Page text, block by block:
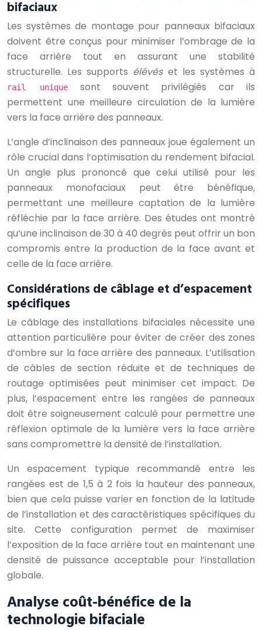
bifaciaux
Les systèmes de montage pour panneaux bifaciaux
doivent être conçus pour minimiser l’ombrage de la
face arrière tout en assurant une stabilité
structurelle. Les supports élévéset les systèmes à
rail unique
sont souvent privilégiés car ils
permettent une meilleure circulation de la lumière
vers la face arrière des panneaux.
L’angle d’inclinaison des panneaux joue également un
rôle crucial dans l’optimisation du rendement bifacial.
Un angle plus prononcé que celui utilisé pour les
panneaux monofaciaux peut être bénéfique,
permettant une meilleure captation de la lumière
réfléchie par la face arrière. Des études ont montré
qu’une inclinaison de 30 à 40 degrés peut offrir un bon
compromis entre la production de la face avant et
celle de la face arrière.
Considérations de câblage et d’espacement
spécifiques
Le câblage des installations bifaciales nécessite une
attention particulière pour éviter de créer des zones
d’ombre sur la face arrière des panneaux. L’utilisation
de câbles de section réduite et de techniques de
routage optimisées peut minimiser cet impact. De
plus, l’espacement entre les rangées de panneaux
doit être soigneusement calculé pour permettre une
réflexion optimale de la lumière vers la face arrière
sans compromettre la densité de l’installation.
Un espacement typique recommandé entre les
rangées est de 1,5 à 2 fois la hauteur des panneaux,
bien que cela puisse varier en fonction de la latitude
de l’installation et des caractéristiques spécifiques du
site. Cette configuration permet de maximiser
l’exposition de la face arrière tout en maintenant une
densité de puissance acceptable pour l’installation
globale.
Analyse coût-bénéfice de la
technologie bifaciale